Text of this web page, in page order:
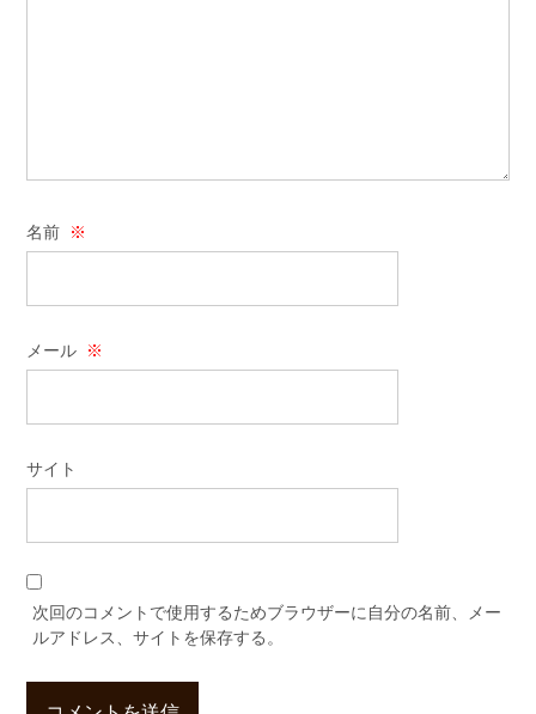
名前 ※
メール ※
サイト
次回のコメントで使用するためブラウザーに自分の名前、メー
ルアドレス、サイトを保存する。